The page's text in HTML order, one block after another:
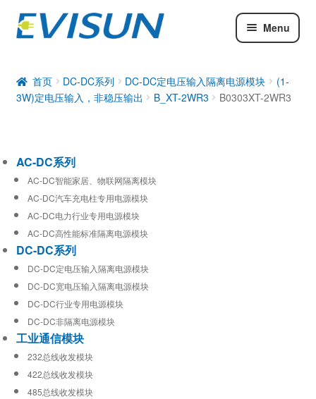
Menu
DC-DC系列
工业通信模块
首页 DC-DC系列 DC-DC定电压输入隔离电源模块
(1-
3W)定电压输入，非稳压输出
B_XT-2WR3 B0303XT-2WR3
AC-DC系列
AC-DC智能家居、物联网隔离模块
AC-DC汽车充电柱专用电源模块
AC-DC电力行业专用电源模块
AC-DC高性能标准隔离电源模块
DC-DC系列
DC-DC定电压输入隔离电源模块
DC-DC宽电压输入隔离电源模块
DC-DC行业专用电源模块
DC-DC非隔离电源模块
工业通信模块
232总线收发模块
422总线收发模块
485总线收发模块